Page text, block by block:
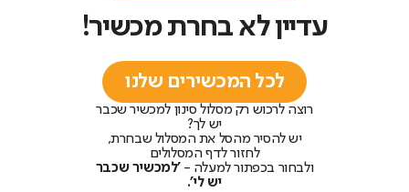
עדיין לא בחרת מכשיר!
לכל המכשירים שלנו
רוצה לרכוש רק מסלול סינון למכשיר שכבר
יש לך?
יש להסיר מהסל את המסלול שבחרת,
לחזור לדף המסלולים
ולבחור בכפתור למעלה - 'למכשיר שכבר
יש לי'.